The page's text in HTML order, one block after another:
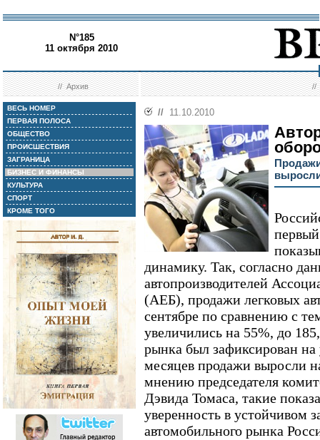
N°185
11 октября 2010
//Архив //
ВЕСЬ НОМЕР
ПЕРВАЯ ПОЛОСА
ОБЩЕСТВО
ПРОИСШЕСТВИЯ
ЗАГРАНИЦА
БИЗНЕС И ФИНАНСЫ
КУЛЬТУРА
СПОРТ
КРОМЕ ТОГО
// 11.10.2010
динамику. Так, согласно
автопроизводителей
(АЕБ), продажи легковых
сентябре по сравнению с
увеличились на 55%, до
рынка был зафиксирован
месяцев продажи выросли
мнению председателя
Дэвида Томаса, такие
уверенность в устойчивом
автомобильного рынка